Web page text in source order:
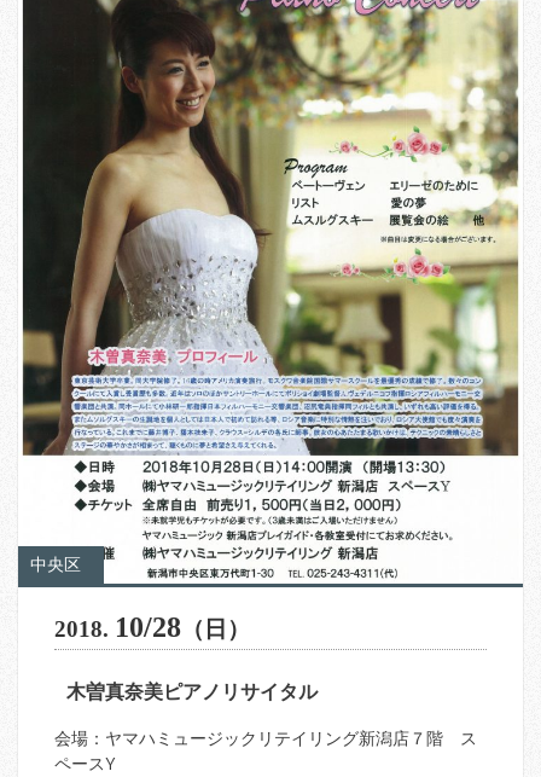
中央区
2018. 10/28 （日）
木曽真奈美ピアノリサイタル
会場：ヤマハミュージックリテイリング新潟店７階 ス
ペースY